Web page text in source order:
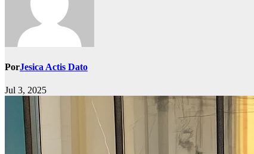
PorJesica Actis Dato
Jul 3, 2025